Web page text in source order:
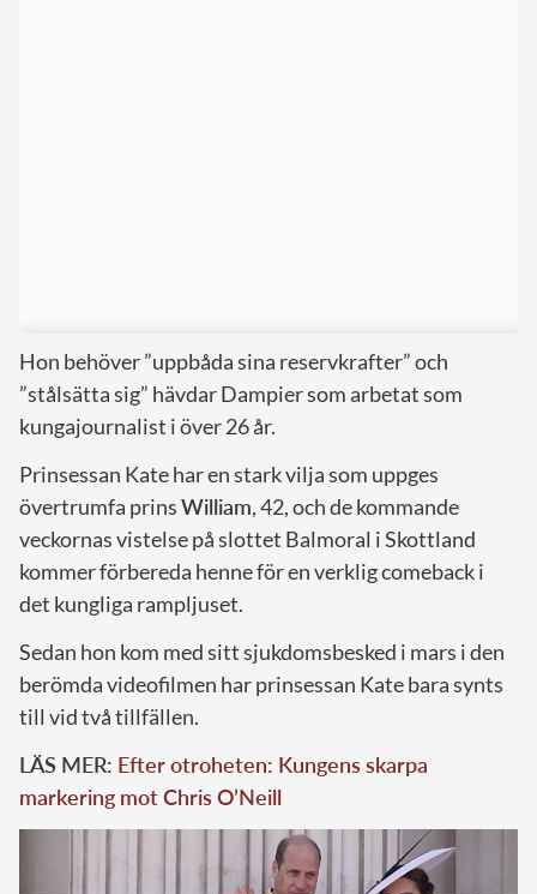
Hon behöver ”uppbåda sina reservkrafter” och
”stålsätta sig” hävdar Dampier som arbetat som
kungajournalist i över 26 år.
Prinsessan Kate har en stark vilja som uppges
övertrumfa prinsWilliam, 42, och de kommande
veckornas vistelse på slottet Balmoral i Skottland
kommer förbereda henne för en verklig comeback i
det kungliga rampljuset.
Sedan hon kom med sitt sjukdomsbesked i mars i den
berömda videofilmen har prinsessan Kate bara synts
till vid två tillfällen.
LÄS MER: Efter otroheten: Kungens skarpa
markering mot Chris O’Neill